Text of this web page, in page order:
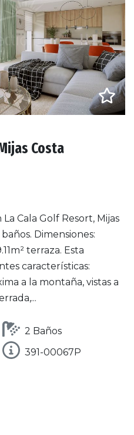
Costa
Cala Golf Resort, Mijas
Dimensiones:
terraza. Esta
características:
a la montaña, vistas a
2 Baños
391-00067P